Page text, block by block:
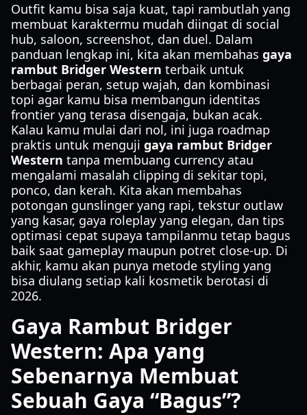
Outfit kamu bisa saja kuat, tapi rambutlah yang
membuat karaktermu mudah diingat di social
hub, saloon, screenshot, dan duel. Dalam
panduan lengkap ini, kita akan membahas gaya
rambut Bridger Western terbaik untuk
berbagai peran, setup wajah, dan kombinasi
topi agar kamu bisa membangun identitas
frontier yang terasa disengaja, bukan acak.
Kalau kamu mulai dari nol, ini juga roadmap
praktis untuk menguji gaya rambut Bridger
Western tanpa membuang currency atau
mengalami masalah clipping di sekitar topi,
ponco, dan kerah. Kita akan membahas
potongan gunslinger yang rapi, tekstur outlaw
yang kasar, gaya roleplay yang elegan, dan tips
optimasi cepat supaya tampilanmu tetap bagus
baik saat gameplay maupun potret close-up. Di
akhir, kamu akan punya metode styling yang
bisa diulang setiap kali kosmetik berotasi di
2026.
Gaya Rambut Bridger
Western: Apa yang
Sebenarnya Membuat
Sebuah Gaya “Bagus”?